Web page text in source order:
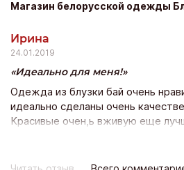
Магазин белорусской одежды
Ирина
24.01.2019
Идеально для меня!
Одежда из блузки бай очень
идеально сделаны очень
Красивые очен,ь вживую еще
оформляю уже 10 заказ и
Всё подошло, качество прекрасно